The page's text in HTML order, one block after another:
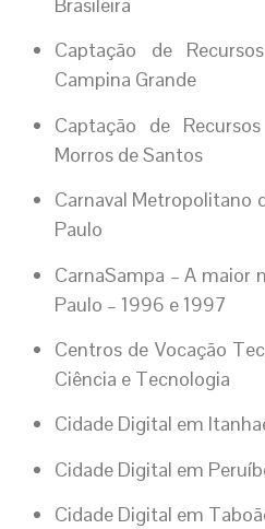
Captação de
Campina Grande
Captação de
Morros de Santos
Carnaval Metropolitano
Paulo
CarnaSampa – A maior
Paulo – 1996 e 1997
Centros de Vocação
Ciência e Tecnologia
Cidade Digital em
Cidade Digital em
Cidade Digital em